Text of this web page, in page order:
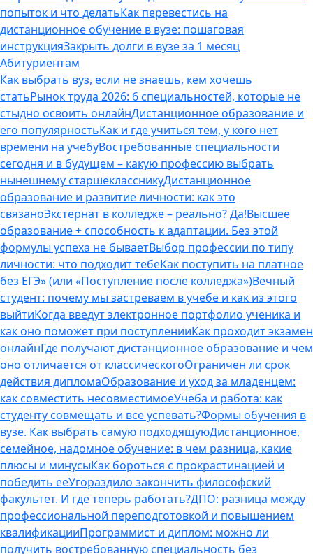
попыток и что делатьКак перевестись на
дистанционное обучение в вузе: пошаговая
инструкцияЗакрыть долги в вузе за 1 месяц
Абитуриентам
Как выбрать вуз, если не знаешь, кем хочешь
статьРынок труда 2026: 6 специальностей, которые не
стыдно освоить онлайнДистанционное образование и
его популярностьКак и где учиться тем, у кого нет
времени на учебуВостребованные специальности
сегодня и в будущем – какую профессию выбрать
нынешнему старшеклассникуДистанционное
образование и развитие личности: как это
связаноЭкстернат в колледже – реально? Да!Высшее
образование + способность к адаптации. Без этой
формулы успеха не бываетВыбор профессии по типу
личности: что подходит тебеКак поступить на платное
без ЕГЭ» (или «Поступление после колледжа»)Вечный
студент: почему мы застреваем в учебе и как из этого
выйтиКогда введут электронное портфолио ученика и
как оно поможет при поступленииКак проходит экзамен
онлайнГде получают дистанционное образование и чем
оно отличается от классическогоОграничен ли срок
действия дипломаОбразование и уход за младенцем:
как совместить несовместимоеУчеба и работа: как
студенту совмещать и все успевать?Формы обучения в
вузе. Как выбрать самую подходящуюДистанционное,
семейное, надомное обучение: в чем разница, какие
плюсы и минусыКак бороться с прокрастинацией и
победить ееУгораздило закончить философский
факультет. И где теперь работать?ДПО: разница между
профессиональной переподготовкой и повышением
квалификацииПрограммист и диплом: можно ли
получить востребованную специальность без